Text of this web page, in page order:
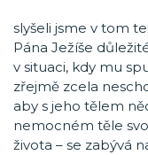
slyšeli jsme v tom
Pána Ježíše
v situaci, kdy mu
zřejmě zcela
aby s jeho tělem
nemocném těle
života – se zabývá